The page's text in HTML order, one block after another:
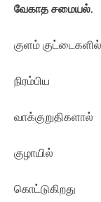
வேகாத சமையல்.
குளம் குட்டைகளில்
நிரம்பிய
வாக்குறுதிகளால்
குழாயில்
கொட்டுகிறது